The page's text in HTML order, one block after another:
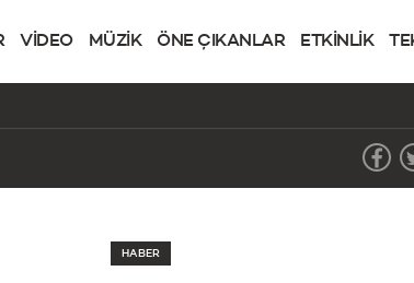
VİDEO MÜZİK ÖNE ÇIKANLAR ETKİNLİK
HABER